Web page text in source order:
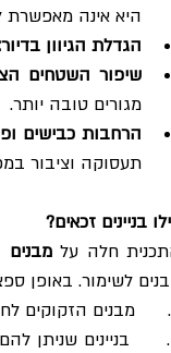
היא אינה מאפשרת
הגדלת הגיוון
שיפור השטחים
מגורים טובה יותר.
הרחבות כבישים
תעסוקה וציבור
בניינים זכאים?
חלה על מבנים
לשימור. באופן
מבנים הזקוקים לחיזוק סיסמי
בניינים שניתן